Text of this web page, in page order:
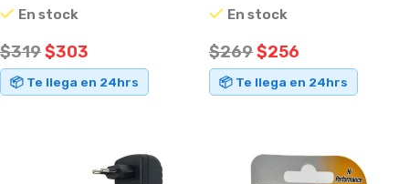
NegroEn stock
$319$303
📦 Te llega en 24hrs
En stock
$269$256
📦 Te llega en 24hrs